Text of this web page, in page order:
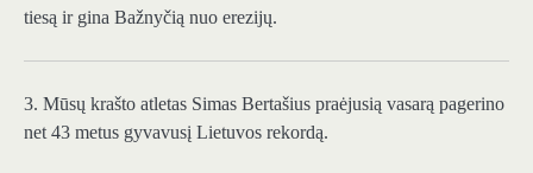
tiesą ir gina Bažnyčią nuo erezijų.
3. Mūsų krašto atletas Simas Bertašius praėjusią vasarą pagerino
net 43 metus gyvavusį Lietuvos rekordą.